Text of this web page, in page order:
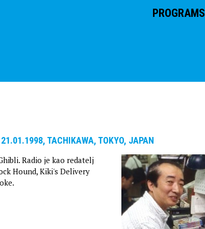
PROGRAMS
TACHIKAWA, TOKYO, JAPAN
Radio je kao redatelj
Hound, Kiki's Delivery